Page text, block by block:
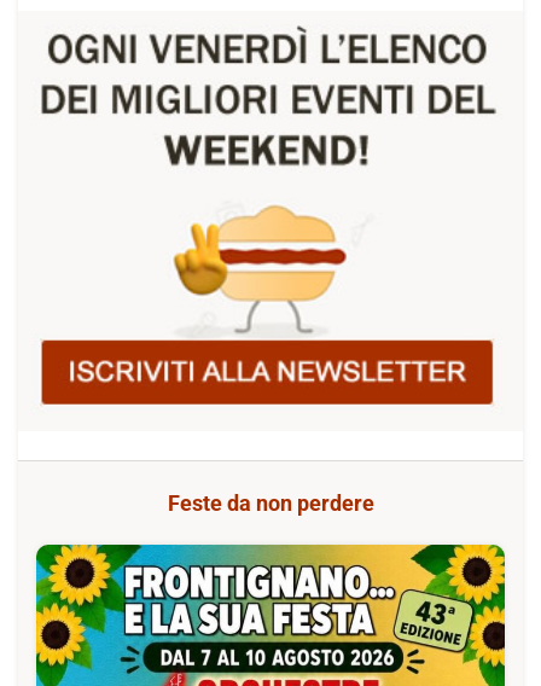
Feste da non perdere